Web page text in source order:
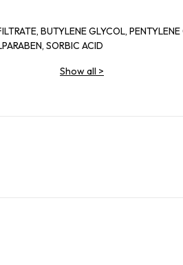
BUTYLENE GLYCOL,
SORBIC ACID
Show all >